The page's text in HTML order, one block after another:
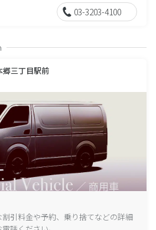
03-3203-4100
郷三丁目駅前
引料金や予約、乗り捨てなどの詳細